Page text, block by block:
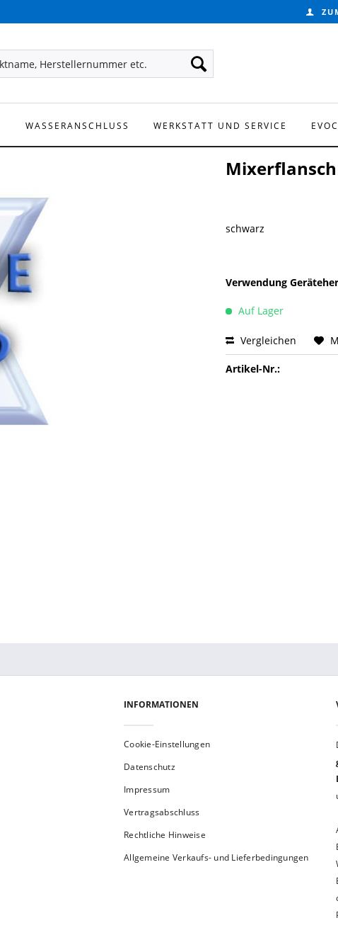
WASSERANSCHLUSS WERKSTATT UND SERVICE
Mixerflansch
schwarz
Verwendung
Auf Lager
Vergleichen
Artikel-Nr.:
INFORMATIONEN
Cookie-Einstellungen
Datenschutz
Impressum
Vertragsabschluss
Rechtliche Hinweise
Allgemeine Verkaufs- und Lieferbedingungen